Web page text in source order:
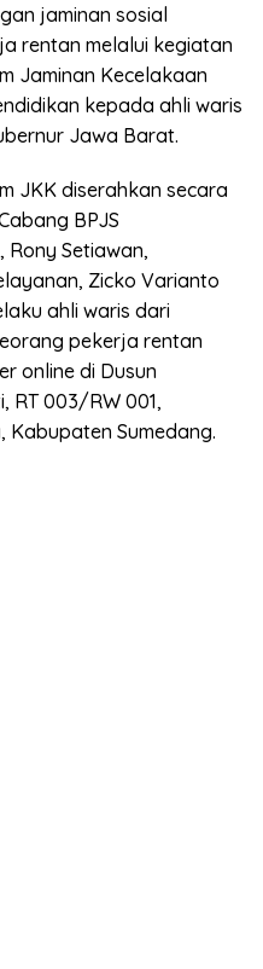
jaminan sosial
rentan melalui kegiatan
Jaminan Kecelakaan
kepada ahli waris
Jawa Barat.
JKK diserahkan secara
BPJS
Setiawan,
Zicko Varianto
ahli waris dari
pekerja rentan
online di Dusun
RT 003/RW 001,
Kabupaten Sumedang.